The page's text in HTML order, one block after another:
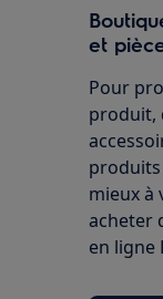
et
Pour
produit,
produits
mieux à
acheter
en ligne